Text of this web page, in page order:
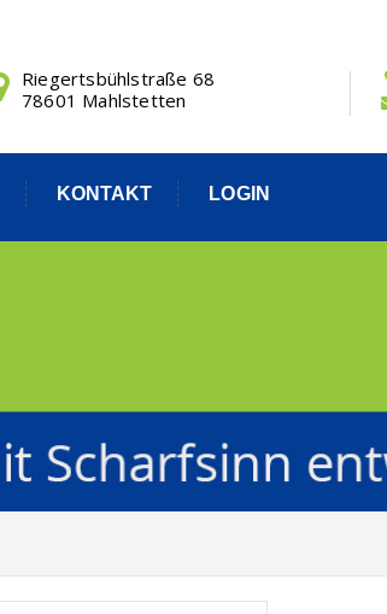
Riegertsbühlstraße 68
78601 Mahlstetten
KONTAKT LOGIN